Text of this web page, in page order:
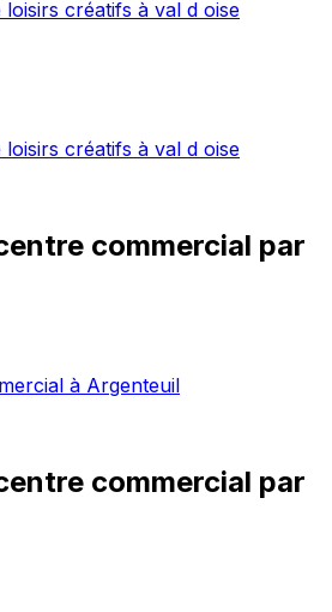
loisirs créatifs à val d oise
loisirs créatifs à val d oise
commercial par
à Argenteuil
commercial par